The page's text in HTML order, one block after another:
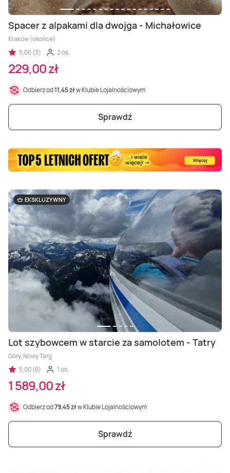
Masaż orientalny
Spacer z alpakami dla dwojga - Michałowice
Kraków (okolice)
5,00 (3)
2 os.
229,00 zł
Odbierz od11,45 złw Klubie Lojalnościowym
Sprawdź
EKSKLUZYWNY
Lot szybowcem w starcie za samolotem - Tatry
Góry, Nowy Targ
5,00 (6)
1 os.
1 589,00 zł
Odbierz od79,45 złw Klubie Lojalnościowym
Sprawdź